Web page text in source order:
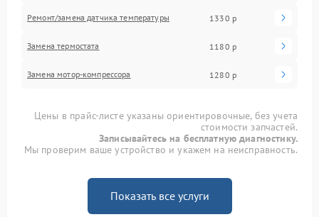
Ремонт/замена датчика температуры 1330 р
Замена термостата 1180 р
Замена мотор-компрессора 1280 р
Цены в прайс-листе указаны ориентировочные, без учета
стоимости запчастей.
Записывайтесь на бесплатную диагностику.
Мы проверим ваше устройство и укажем на неисправность.
Показать все услуги